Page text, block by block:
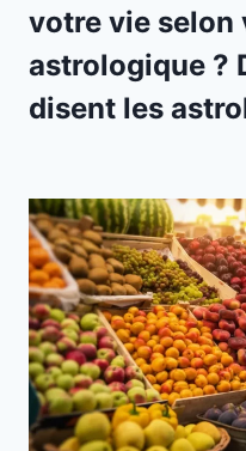
votre vie selon
astrologique ?
disent les